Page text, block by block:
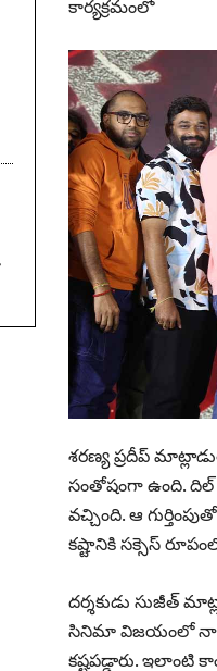
కార్యక్రమంలో
శరణ్య ప్రదీప్
సంతోషంగా ఉంది.
వచ్చింది. ఆ
కష్టానికి సక్సెస్
దర్శకుడు సుజీత్
సినిమా విజయంలో నా
కష్టపడ్డారు. ఇలాంటి